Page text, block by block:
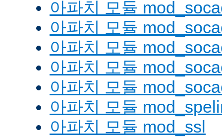
아파치 모듈
아파치 모듈
아파치 모듈
아파치 모듈
아파치 모듈
아파치 모듈
아파치 모듈 mod_ssl